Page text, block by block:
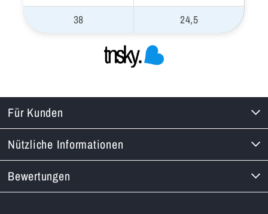
38
24,5
Für Kunden
Nützliche Informationen
Bewertungen